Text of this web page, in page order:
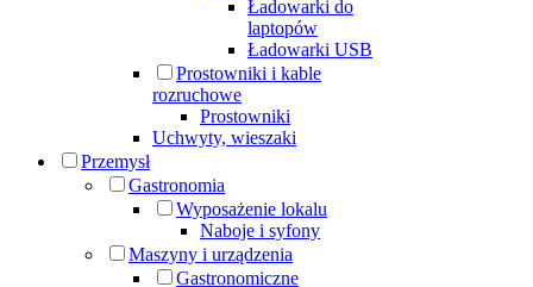
Ładowarki do
laptopów
Ładowarki USB
Prostowniki i kable
rozruchowe
Prostowniki
Uchwyty, wieszaki
Przemysł
Gastronomia
Wyposażenie lokalu
Naboje i syfony
Maszyny i urządzenia
Gastronomiczne